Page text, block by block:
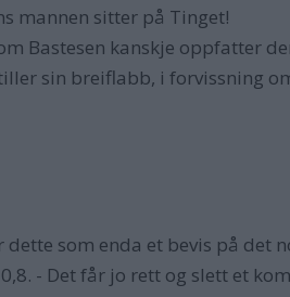
mannen sitter på Tinget!
Bastesen kanskje oppfatter
sin breiflabb, i forvissning
som enda et bevis på det
- Det får jo rett og slett et